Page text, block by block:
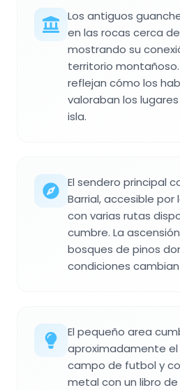
Los antiguos
en las rocas cerca
mostrando su
territorio
reflejan cómo los
valoraban los
isla.
El sendero principal
Barrial, accesible por
con varias rutas
cumbre. La
bosques de pinos
condiciones
El pequeño area
aproximadamente
campo de futbol y
metal con un libro de